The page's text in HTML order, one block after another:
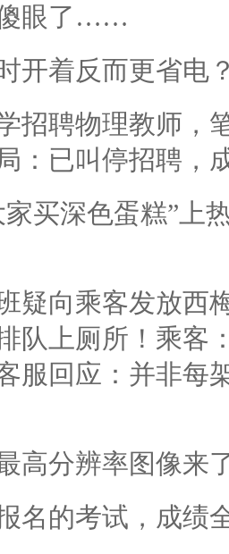
眼了……
开着反而更省电
招聘物理教师，
：已叫停招聘，
家买深色蛋糕”上
疑向乘客发放西
队上厕所！乘客
服回应：并非每
高分辨率图像来
名的考试，成绩